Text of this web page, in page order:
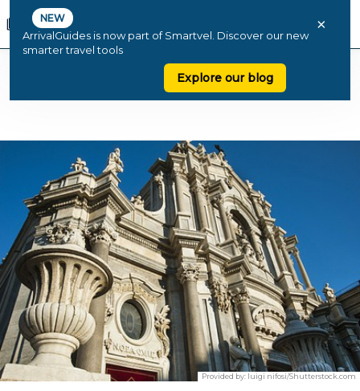
NEW
ArrivalGuides is now part of Smartvel. Discover our new
smarter travel tools
Explore our blog
×
Provided by: luigi nifosi/Shutterstock.com